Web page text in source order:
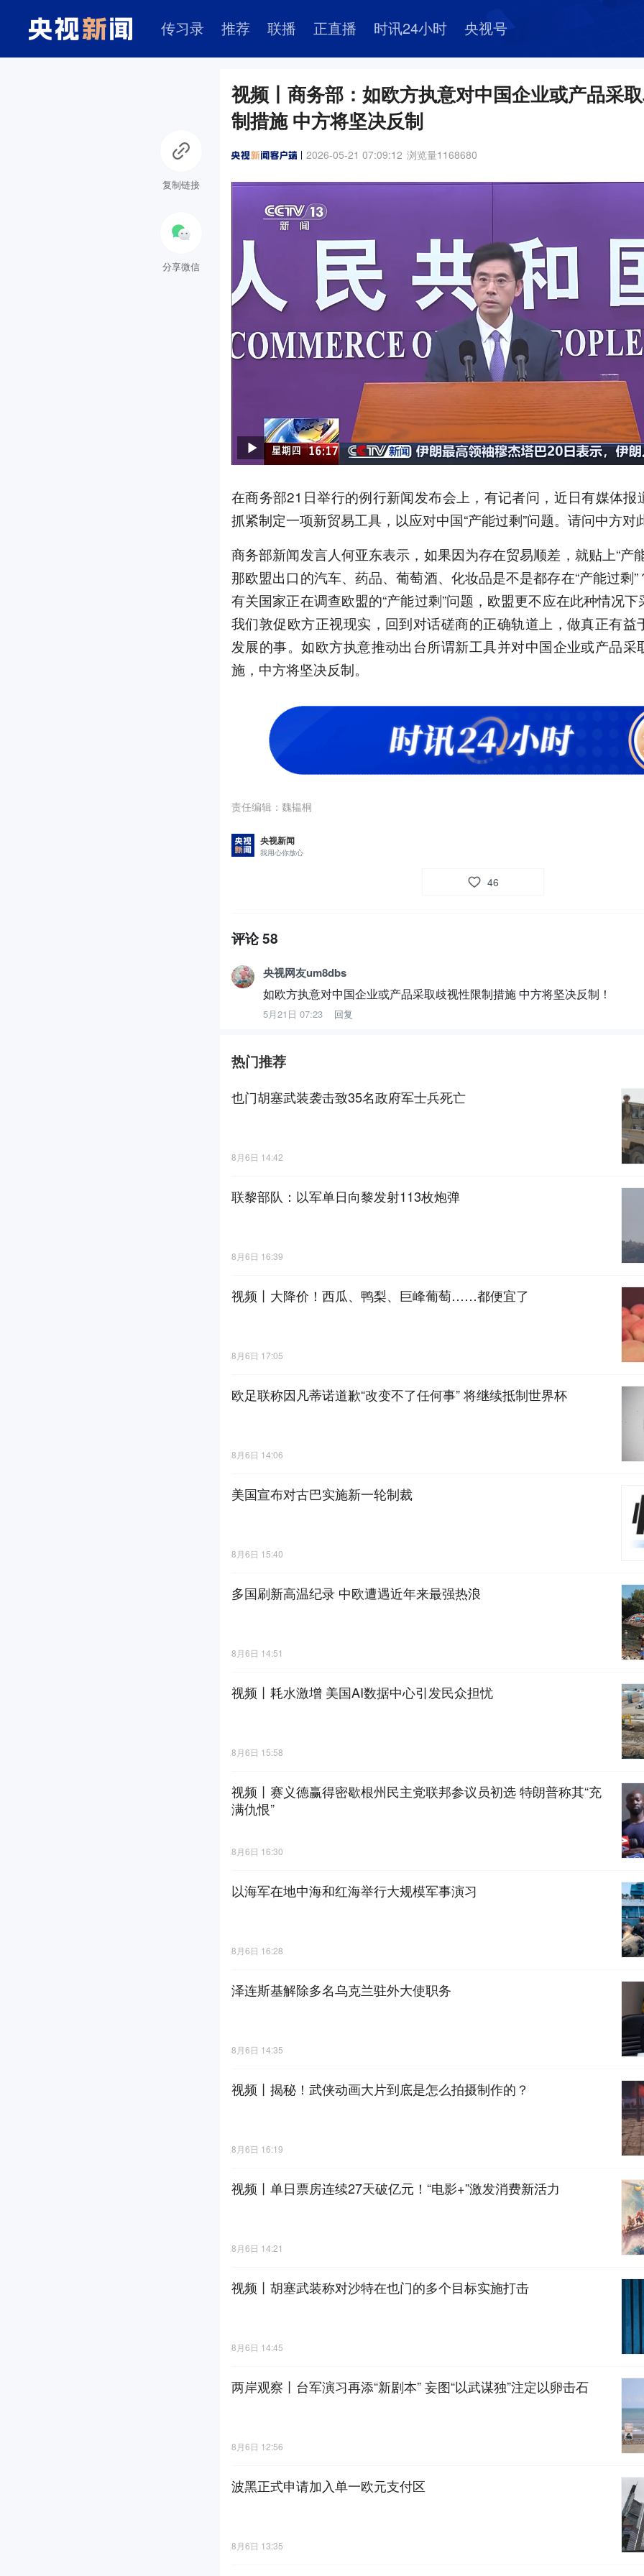
传习录 推荐 联播 正直播 时讯24小时 央视号
视频丨商务部：如欧方执意对中国企业或产品采
制措施 中方将坚决反制
2026-05-21 07:09:12 浏览量1168680
在商务部21日举行的例行新闻发布会上，有记者问，近日有媒体报
抓紧制定一项新贸易工具，以应对中国“产能过剩”问题。请问中方对
商务部新闻发言人何亚东表示，如果因为存在贸易顺差，就贴上“产
那欧盟出口的汽车、药品、葡萄酒、化妆品是不是都存在“产能过剩
有关国家正在调查欧盟的“产能过剩”问题，欧盟更不应在此种情况
我们敦促欧方正视现实，回到对话磋商的正确轨道上，做真正有益
发展的事。如欧方执意推动出台所谓新工具并对中国企业或产品采
施，中方将坚决反制。
责任编辑： 魏韫桐
央视新闻
我用心你放心
46
评论58
央视网友um8dbs
如欧方执意对中国企业或产品采取歧视性限制措施 中方将坚决反制！
5月21日 07:23 回复
热门推荐
也门胡塞武装袭击致35名政府军士兵死亡
8月6日 14:42
联黎部队：以军单日向黎发射113枚炮弹
8月6日 16:39
视频丨大降价！西瓜、鸭梨、巨峰葡萄……都便宜了
8月6日 17:05
欧足联称因凡蒂诺道歉“改变不了任何事” 将继续抵制世界杯
8月6日 14:06
美国宣布对古巴实施新一轮制裁
8月6日 15:40
多国刷新高温纪录 中欧遭遇近年来最强热浪
8月6日 14:51
视频丨耗水激增 美国AI数据中心引发民众担忧
8月6日 15:58
视频丨赛义德赢得密歇根州民主党联邦参议员初选 特朗普称其“充
满仇恨”
8月6日 16:30
以海军在地中海和红海举行大规模军事演习
8月6日 16:28
泽连斯基解除多名乌克兰驻外大使职务
8月6日 14:35
视频丨揭秘！武侠动画大片到底是怎么拍摄制作的？
8月6日 16:19
视频丨单日票房连续‌27天‌破亿元！“电影+”激发消费新活力
8月6日 14:21
视频丨胡塞武装称对沙特在也门的多个目标实施打击
8月6日 14:45
两岸观察丨台军演习再添“新剧本” 妄图“以武谋独”注定以卵击石
8月6日 12:56
波黑正式申请加入单一欧元支付区
8月6日 13:35
复制链接
分享微信